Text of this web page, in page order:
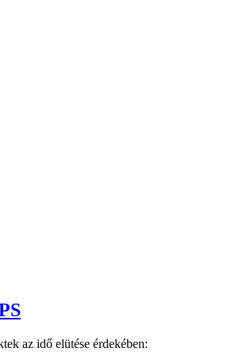
az idő elütése érdekében: